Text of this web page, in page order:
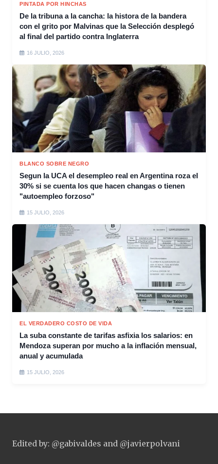
PINTADA POR HINCHAS
De la tribuna a la cancha: la histora de la bandera
con el grito por Malvinas que la Selección desplegó
al final del partido contra Inglaterra
16 JULIO, 2026
BLANCO SOBRE NEGRO
Segun la UCA el desempleo real en Argentina roza el
30% si se cuenta los que hacen changas o tienen
"autoempleo forzoso"
15 JULIO, 2026
EL VERDADERO COSTO DE VIDA
La suba constante de tarifas asfixia los salarios: en
Mendoza superan por mucho a la inflación mensual,
anual y acumulada
15 JULIO, 2026
Edited by: @gabivaldes and @javierpolvani